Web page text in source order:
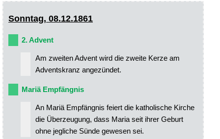
Sonntag, 08.12.1861
2. Advent
Am zweiten Advent wird die zweite Kerze am
Adventskranz angezündet.
Mariä Empfängnis
An Mariä Empfängnis feiert die katholische Kirche
die Überzeugung, dass Maria seit ihrer Geburt
ohne jegliche Sünde gewesen sei.